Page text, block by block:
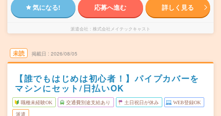
気になる! 応募へ進む 詳しく見る
派遣会社 株式会社メイテックキャスト
未読 掲載日 2026/08/05
【誰でもはじめは初心者！】パイプカバーを
マシンにセット/日払いOK
職種未経験OK 交通費別途支給あり 土日祝日が休み WEB登録OK
派遣